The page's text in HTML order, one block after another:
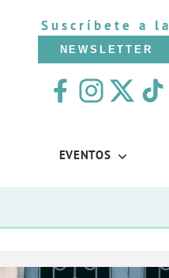
Suscríbete a la
NEWSLETTER
EVENTOS